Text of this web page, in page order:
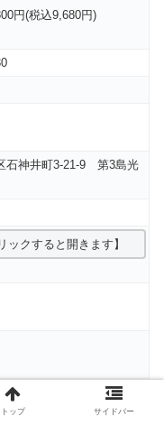
円(税込9,680円)
石神井町3-21-9 第3島光
ックすると開きます】
トップ サイドバー